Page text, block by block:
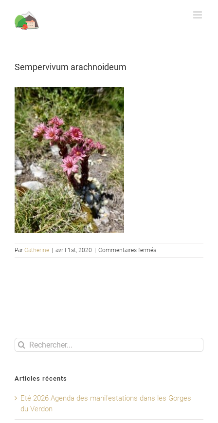
content
Sempervivum arachnoideum
Par Catherine avril 1st, 2020 Commentaires ferméssur
Sempervivum
Rechercher
Articles récents
Eté 2026 Agenda des manifestations dans les Gorges
du Verdon